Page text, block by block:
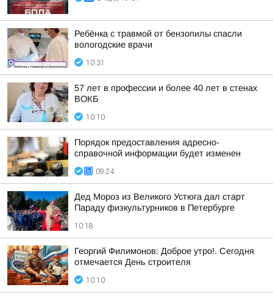
Ребёнка с травмой от бензопилы спасли
вологодские врачи
10:31
57 лет в профессии и более 40 лет в стенах
ВОКБ
10:10
Порядок предоставления адресно-
справочной информации будет изменен
09:24
Дед Мороз из Великого Устюга дал старт
Параду физкультурников в Петербурге
10:18
Георгий Филимонов: Доброе утро!. Сегодня
отмечается День строителя
10:10